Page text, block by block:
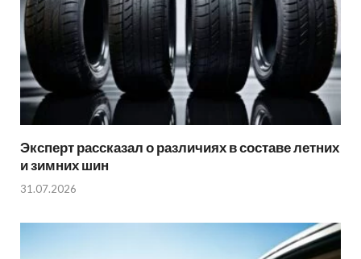
Эксперт рассказал о различиях в составе летних
и зимних шин
31.07.2026